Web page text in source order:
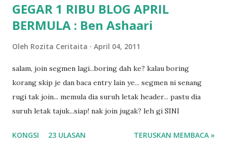
GEGAR 1 RIBU BLOG APRIL
BERMULA : Ben Ashaari
Oleh Rozita Ceritaita April 04, 2011
salam, join segmen lagi...boring dah ke? kalau boring
korang skip je dan baca entry lain ye... segmen ni senang
rugi tak join... memula dia suruh letak header... pastu dia
suruh letak tajuk...siap! nak join jugak? leh gi SINI
KONGSI 23 ULASAN TERUSKAN MEMBACA »